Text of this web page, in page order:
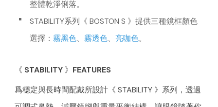
整體乾淨俐落。
STABILITY系列《 BOSTON S 》提供三種鏡框顏色
選擇： 霧黑色、 霧透色、 亮咖色。
《 STABILITY 》FEATURES
爲穩定與長時間配戴所設計《 STABILITY 》系列，透過